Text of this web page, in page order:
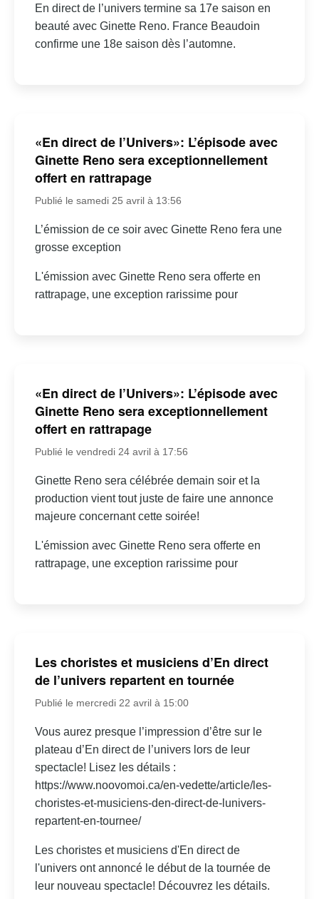
En direct de l’univers termine sa 17e saison en
beauté avec Ginette Reno. France Beaudoin
confirme une 18e saison dès l’automne.
«En direct de l’Univers»: L’épisode avec
Ginette Reno sera exceptionnellement
offert en rattrapage
Publié le samedi 25 avril à 13:56
L’émission de ce soir avec Ginette Reno fera une
grosse exception
L'émission avec Ginette Reno sera offerte en
rattrapage, une exception rarissime pour
«En direct de l’Univers»: L’épisode avec
Ginette Reno sera exceptionnellement
offert en rattrapage
Publié le vendredi 24 avril à 17:56
Ginette Reno sera célébrée demain soir et la
production vient tout juste de faire une annonce
majeure concernant cette soirée!
L'émission avec Ginette Reno sera offerte en
rattrapage, une exception rarissime pour
Les choristes et musiciens d’En direct
de l’univers repartent en tournée
Publié le mercredi 22 avril à 15:00
Vous aurez presque l’impression d’être sur le
plateau d’En direct de l’univers lors de leur
spectacle! Lisez les détails :
https://www.noovomoi.ca/en-vedette/article/les-
choristes-et-musiciens-den-direct-de-lunivers-
repartent-en-tournee/
Les choristes et musiciens d'En direct de
l'univers ont annoncé le début de la tournée de
leur nouveau spectacle! Découvrez les détails.